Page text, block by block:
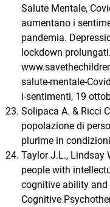
Salute Mentale,
aumentano i
pandemia.
lockdown
salute-mentale-
i-sentimenti, 19
Solipaca A. & Ricci
popolazione di
plurime in
Taylor J.L., Lindsay
people with
cognitive ability and
Cognitive